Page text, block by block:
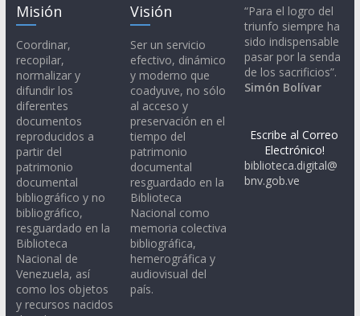
Misión
Coordinar,
recopilar,
normalizar y
difundir los
diferentes
documentos
reproducidos a
partir del
patrimonio
documental
bibliográfico y no
bibliográfico,
resguardado en la
Biblioteca
Nacional de
Venezuela, así
como los objetos
y recursos nacidos
Visión
Ser un servicio
efectivo, dinámico
y moderno que
coadyuve, no sólo
al acceso y
preservación en el
tiempo del
patrimonio
documental
resguardado en la
Biblioteca
Nacional como
memoria colectiva
bibliográfica,
hemerográfica y
audiovisual del
país.
“Para el logro del
triunfo siempre ha
sido indispensable
pasar por la senda
de los sacrificios”.
Simón Bolívar
Escribe al Correo
Electrónico!
biblioteca.digital@
bnv.gob.ve